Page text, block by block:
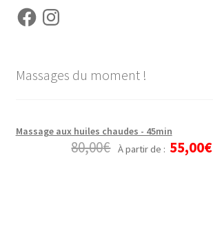
FacebookInstagram
Massages du moment !
Massage aux huiles chaudes - 45min
80,00€ À partir de : 55,00€